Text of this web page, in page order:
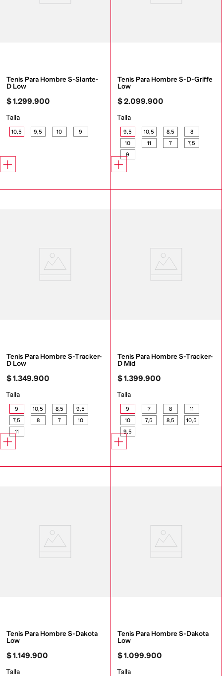
Tenis Para Hombre S-Slante-
D Low
$1.299.900
Talla
10,5 9,5 10 9
Tenis Para Hombre S-D-Griffe
Low
$2.099.900
Talla
9,5 10,5 8,5
8
10
11 7
7,5
9
Tenis Para Hombre S-Tracker-
D Low
$1.349.900
Talla
9 10,5 8,5
9,5
7,5
8 7
10
11
Tenis Para Hombre S-Tracker-
D Mid
$1.399.900
Talla
9 7 8
11
10
7,5 8,5
10,5
9,5
Tenis Para Hombre S-Dakota
Low
$1.149.900
Talla
Tenis Para Hombre S-Dakota
Low
$1.099.900
Talla